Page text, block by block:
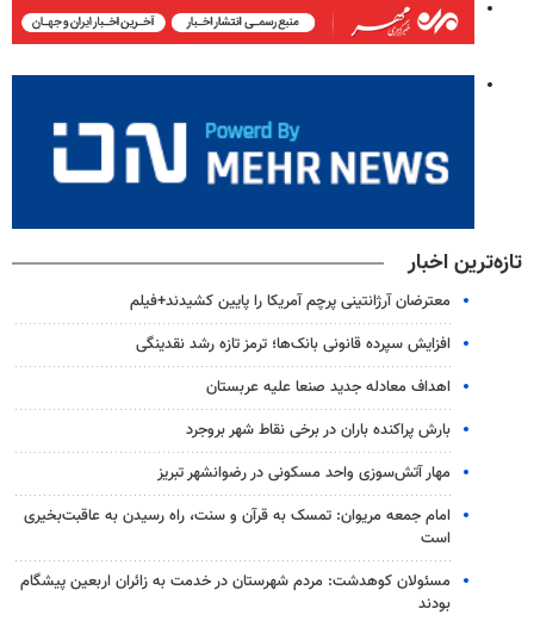
تازه‌ترین اخبار
معترضان آرژانتینی پرچم آمریکا را پایین کشیدند+فیلم
افزایش سپرده قانونی بانک‌ها؛ ترمز تازه رشد نقدینگی
اهداف معادله جدید صنعا علیه عربستان
بارش پراکنده باران در برخی نقاط شهر بروجرد
مهار آتش‌سوزی واحد مسکونی در رضوانشهر تبریز
امام جمعه مریوان: تمسک به قرآن و سنت، راه رسیدن به عاقبت‌بخیری
است
مسئولان کوهدشت: مردم شهرستان در خدمت به زائران اربعین پیشگام
بودند